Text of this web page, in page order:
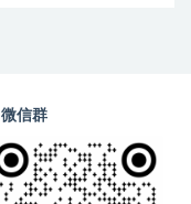
微信群